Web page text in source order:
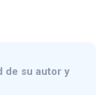
de su autor y